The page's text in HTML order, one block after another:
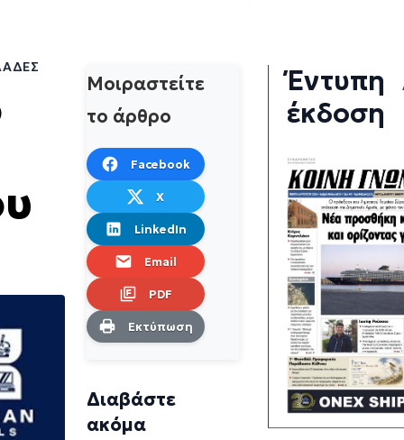
Μοιραστείτε
το άρθρο
Facebook
X
LinkedIn
Email
PDF
Εκτύπωση
Διαβάστε
ακόμα
Έντυπη
έκδοση